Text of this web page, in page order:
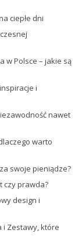
ciepłe dni
w Polsce – jakie są
i
nawet
warto
swoje pieniądze?
czy prawda?
design i
i Zestawy, które